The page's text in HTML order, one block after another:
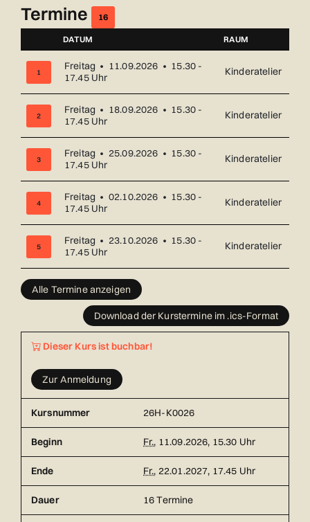
Termine 16
NUMMERDATUM RAUM
1
Freitag • 11.09.2026 • 15.30 -
17.45 Uhr
Kinderatelier
2
Freitag • 18.09.2026 • 15.30 -
17.45 Uhr
Kinderatelier
3
Freitag • 25.09.2026 • 15.30 -
17.45 Uhr
Kinderatelier
4
Freitag • 02.10.2026 • 15.30 -
17.45 Uhr
Kinderatelier
5
Freitag • 23.10.2026 • 15.30 -
17.45 Uhr
Kinderatelier
Alle Termine anzeigen
Download der Kurstermine im .ics-Format
Dieser Kurs ist buchbar!
Zur Anmeldung
Kursnummer 26H-K0026
Beginn Fr., 11.09.2026, 15.30 Uhr
Ende Fr., 22.01.2027, 17.45 Uhr
Dauer 16 Termine